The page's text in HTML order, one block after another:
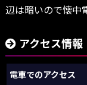
辺は暗いので懐中
アクセス情報
電車でのアクセス